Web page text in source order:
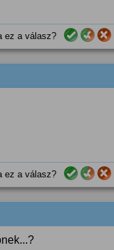
ez a válasz?
ez a válasz?